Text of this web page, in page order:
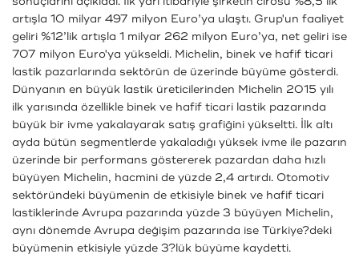
artışla 10 milyar 497 milyon Euro’ya ulaştı. Grup'un faaliyet
geliri %12’lik artışla 1 milyar 262 milyon Euro’ya, net geliri ise
707 milyon Euro'ya yükseldi. Michelin, binek ve hafif ticari
lastik pazarlarında sektörün de üzerinde büyüme gösterdi.
Dünyanın en büyük lastik üreticilerinden Michelin 2015 yılı
ilk yarısında özellikle binek ve hafif ticari lastik pazarında
büyük bir ivme yakalayarak satış grafiğini yükseltti. İlk altı
ayda bütün segmentlerde yakaladığı yüksek ivme ile pazarın
üzerinde bir performans göstererek pazardan daha hızlı
büyüyen Michelin, hacmini de yüzde 2,4 artırdı. Otomotiv
sektöründeki büyümenin de etkisiyle binek ve hafif ticari
lastiklerinde Avrupa pazarında yüzde 3 büyüyen Michelin,
aynı dönemde Avrupa değişim pazarında ise Türkiye?deki
büyümenin etkisiyle yüzde 3?lük büyüme kaydetti.